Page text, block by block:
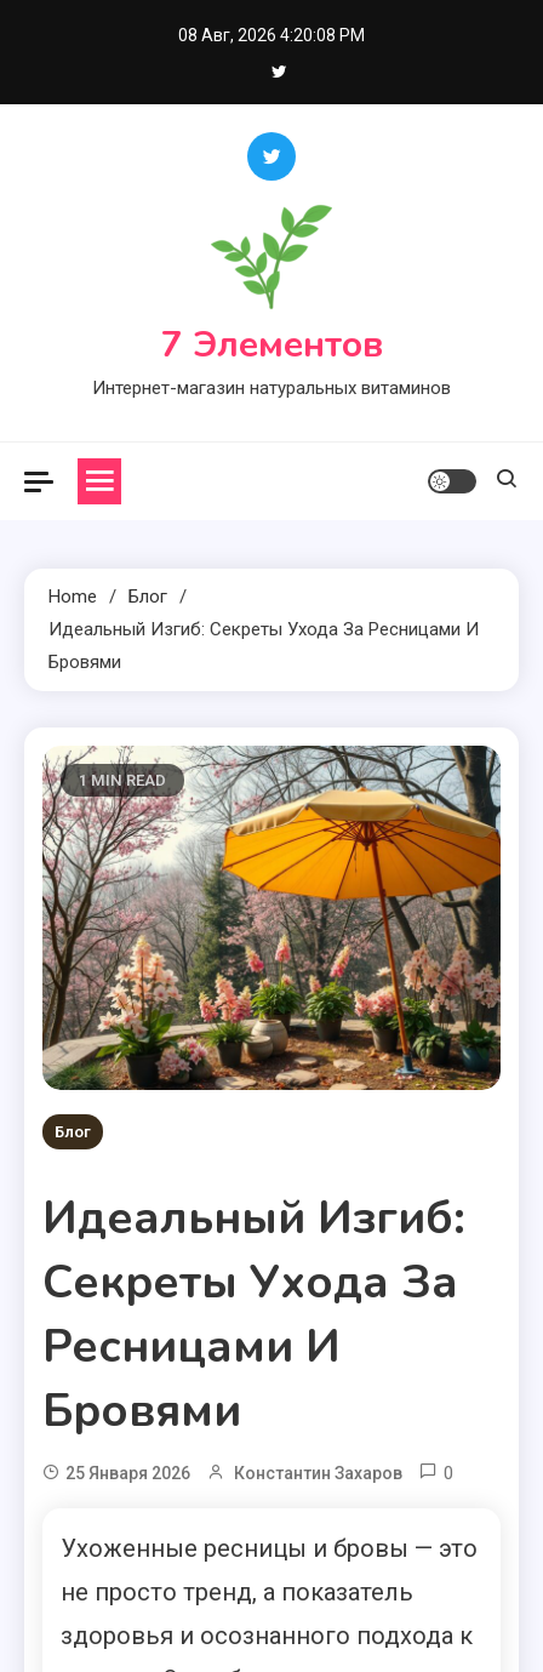
08 Авг, 2026 4:20:09 PM
7 Элементов
Интернет-магазин натуральных витаминов
Home
Блог
Идеальный Изгиб: Секреты Ухода За Ресницами И
Бровями
1 MIN READ
Блог
Идеальный Изгиб:
Секреты Ухода За
Ресницами И
Бровями
25 Января 2026 Константин Захаров 0
Ухоженные ресницы и бровы — это
не просто тренд, а показатель
здоровья и осознанного подхода к